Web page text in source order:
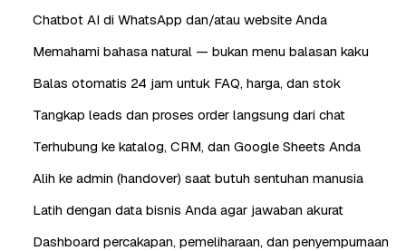
Chatbot AI di WhatsApp dan/atau website Anda
Memahami bahasa natural — bukan menu balasan kaku
Balas otomatis 24 jam untuk FAQ, harga, dan stok
Tangkap leads dan proses order langsung dari chat
Terhubung ke katalog, CRM, dan Google Sheets Anda
Alih ke admin (handover) saat butuh sentuhan manusia
Latih dengan data bisnis Anda agar jawaban akurat
Dashboard percakapan, pemeliharaan, dan penyempurnaan